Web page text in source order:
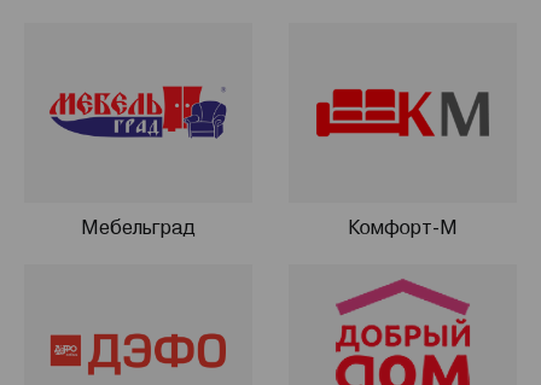
Мебельград Комфорт-М